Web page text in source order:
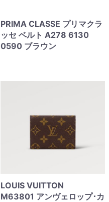
PRIMA CLASSE プリマクラ
ッセ ベルト A278 6130
0590 ブラウン
LOUIS VUITTON
M63801 アンヴェロップ･カ